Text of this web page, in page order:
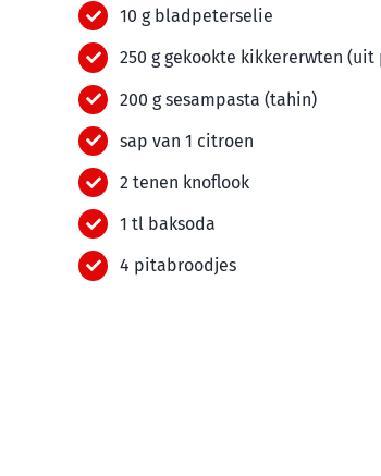
10 g bladpeterselie
250 g gekookte kikkererwten
200 g sesampasta (tahin)
sap van 1 citroen
2 tenen knoflook
1 tl baksoda
4 pitabroodjes